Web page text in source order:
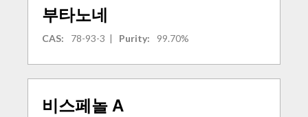
부타노네
CAS: 78-93-3 | Purity: 99.70%
비스페놀 A